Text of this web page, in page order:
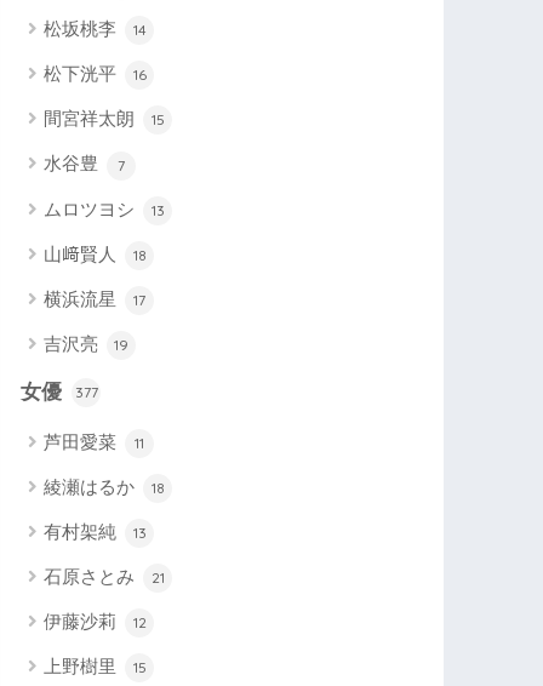
松坂桃李 14
松下洸平 16
間宮祥太朗 15
水谷豊 7
ムロツヨシ 13
山﨑賢人 18
横浜流星 17
吉沢亮 19
女優 377
芦田愛菜 11
綾瀬はるか 18
有村架純 13
石原さとみ 21
伊藤沙莉 12
上野樹里 15